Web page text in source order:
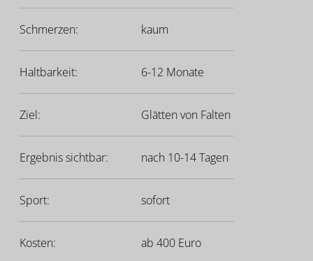
Schmerzen: kaum
Haltbarkeit: 6-12 Monate
Ziel: Glätten von Falten
Ergebnis sichtbar: nach 10-14 Tagen
Sport: sofort
Kosten: ab 400 Euro